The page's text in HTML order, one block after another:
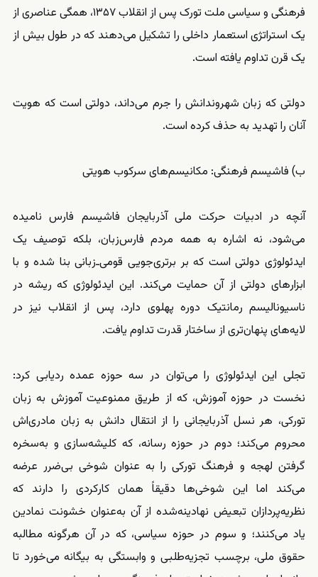
فرهنگی و سیاسی ملت تورک پس از انقلاب ۱۳۵۷، همگی عناصری از
یک استراتژی استعمار داخلی را تشکیل می‌دهند که در طول بیش از
یک قرن تداوم یافته است.
دولتی که زبان شهروندانش را جرم می‌داند، دولتی است که هویت
آنان را تهدید به حذف کرده است.
ب) فاشیسم فرهنگی: مکانیسم‌های سرکوب هویتی
آنچه در ادبیات حرکت ملی آذربایجان فاشیسم فارس نامیده
می‌شود، نه اشاره به همه مردم فارس‌زبان، بلکه توصیف یک
ایدئولوژی دولتی است که بر برتری‌جویی قومی‌ـ‌زبانی بنا شده و با
ابزارهای دولتی از آن حمایت می‌کند. این ایدئولوژی که ریشه در
ناسیونالیسم رمانتیک دوره پهلوی دارد، پس از انقلاب نیز در
لایه‌های پنهان‌تری از ساختار قدرت تداوم یافت.
تجلی این ایدئولوژی را می‌توان در سه حوزه عمده ردیابی کرد:
نخست در حوزه آموزش، که از طریق ممنوعیت آموزش به زبان
تورکی، هر نسل آذربایجانی را از انتقال دانش به زبان مادری‌اش
محروم می‌کند؛ دوم در حوزه رسانه، که کلیشه‌سازی و به‌سخره
گرفتن لهجه و فرهنگ تورکی را به عنوان شوخی بی‌ضرر عرضه
می‌کند اما این شوخی‌ها دقیقاً همان کارکردی را دارند که
نظریه‌پردازان تبعیض نهادینه‌شده از آن به‌عنوان خشونت نمادین
یاد می‌کنند؛ و سوم در حوزه سیاسی، که در آن هرگونه مطالبه
حقوق ملی، برچسب تجزیه‌طلبی و وابستگی به بیگانه می‌خورد تا